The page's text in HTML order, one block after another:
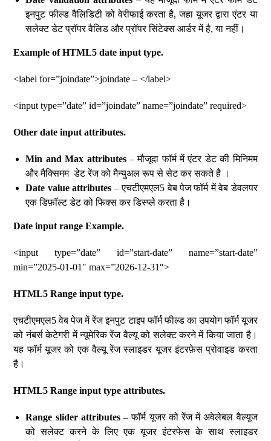
इनपुट फील्ड वैलिडिटी को वेरीफाई करता है, जहा यूजर द्वारा एंटर या
सलेक्ट डेट प्रॉपर वैलिड और प्रॉपर सिंटेक्स आर्डर में है, या नहीं।
Example of HTML5 date input type.
<label for=”joindate”>joindate – </label>
<input type=”date” id=”joindate” name=”joindate” required>
Other date input attributes.
Min and Max attributes– मौजूदा फॉर्म में एंटर डेट की मिनिमम
और मैक्सिमम डेट रेंज को मैन्युअल रूप से सेट कर सकते है ।
Date value attributes – एचटीएमएल5 वेब पेज फॉर्म में वेब डेवलपर
एक डिफ़ॉल्ट डेट को फिक्स कर डिस्प्ले करता है।
Date input range Example.
<input type=”date” id=”start-date” name=”start-date”
min=”2025-01-01″ max=”2026-12-31″>
HTML5 Range input type.
एचटीएमएल5 वेब पेज में रेंज इनपुट टाइप फॉर्म फील्ड का उपयोग फॉर्म यूजर
को नंबर्स केटेगरी में न्यूमेरिक रेंज वैल्यू को सलेक्ट करने में किया जाता है।
यह फॉर्म यूजर को एक वैल्यू रेंज स्लाइडर यूजर इंटरफ़ेस प्रोवाइड करता
है।
HTML5 Range input type attributes.
Range slider attributes– फॉर्म यूजर को रेंज में अवेलेबल वैल्यूज
को सलेक्ट करने के लिए एक यूजर इंटरफेस के साथ स्लाइडर